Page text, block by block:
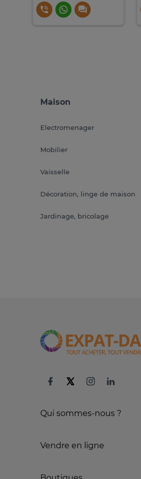
Maison
Electromenager
Mobilier
Vaisselle
Décoration, linge de maison
Jardinage, bricolage
Qui sommes-nous ?
Vendre en ligne